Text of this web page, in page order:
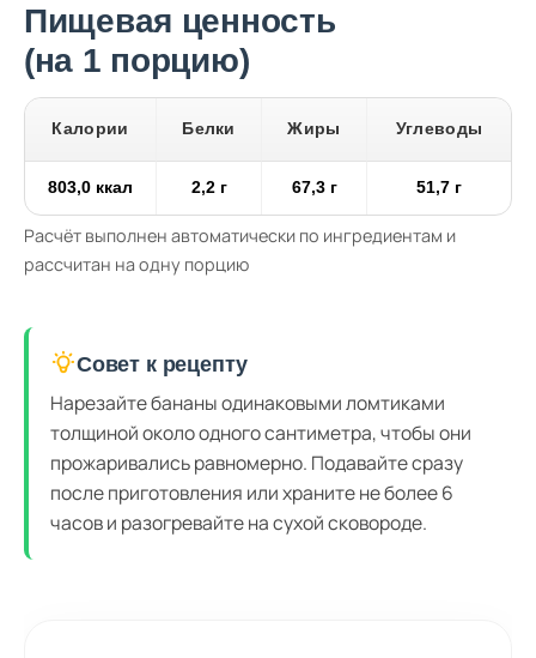
Пищевая ценность
(на 1 порцию)
Калории Белки Жиры Углеводы
803,0 ккал 2,2 г 67,3 г 51,7 г
Расчёт выполнен автоматически по ингредиентам и
рассчитан на одну порцию
Совет к рецепту
Нарезайте бананы одинаковыми ломтиками
толщиной около одного сантиметра, чтобы они
прожаривались равномерно. Подавайте сразу
после приготовления или храните не более 6
часов и разогревайте на сухой сковороде.